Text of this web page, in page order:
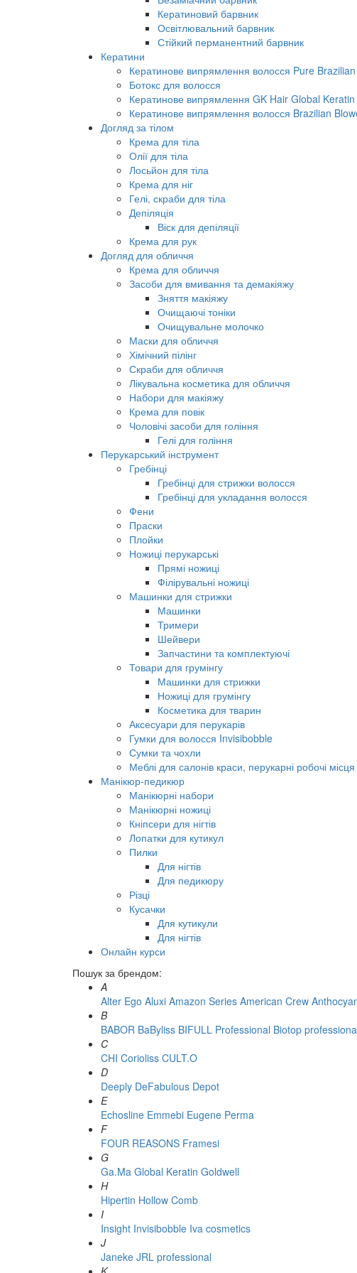
Кератиновий барвник
Освітлювальний барвник
Стійкий перманентний барвник
Кератини
Кератинове випрямлення волосся Pure
Ботокс для волосся
Кератинове випрямлення GK Hair Global Keratin
Кератинове випрямлення волосся Brazilian
Догляд за тілом
Крема для тіла
Олії для тіла
Лосьйон для тіла
Крема для ніг
Гелі, скраби для тіла
Депіляція
Віск для депіляції
Крема для рук
Догляд для обличчя
Крема для обличчя
Засоби для вмивання та демакіяжу
Зняття макіяжу
Очищаючі тоніки
Очищувальне молочко
Маски для обличчя
Хімічний пілінг
Скраби для обличчя
Лікувальна косметика для обличчя
Набори для макіяжу
Крема для повік
Чоловічі засоби для гоління
Гелі для гоління
Перукарський інструмент
Гребінці
Гребінці для стрижки волосся
Гребінці для укладання волосся
Фени
Праски
Плойки
Ножиці перукарські
Прямі ножиці
Філірувальні ножиці
Машинки для стрижки
Машинки
Тримери
Шейвери
Запчастини та комплектуючі
Товари для грумінгу
Машинки для стрижки
Ножиці для грумінгу
Косметика для тварин
Аксесуари для перукарів
Гумки для волосся Invisibobble
Сумки та чохли
Меблі для салонів краси, перукарні робочі місця
Манікюр-педикюр
Манікюрні набори
Манікюрні ножиці
Кніпсери для нігтів
Лопатки для кутикул
Пилки
Для нігтів
Для педикюру
Різці
Кусачки
Для кутикули
Для нігтів
Онлайн курси
Пошук за брендом:
A
Alter Ego Aluxi Amazon Series American Crew
B
BABOR BaByliss BIFULL Professional Biotop
C
CHI Corioliss CULT.O
D
Deeply DeFabulous Depot
E
Echosline Emmebi Eugene Perma
F
FOUR REASONS Framesi
G
Ga.Ma Global Keratin Goldwell
H
Hipertin Hollow Comb
I
Insight Invisibobble Iva cosmetics
J
Janeke JRL professional